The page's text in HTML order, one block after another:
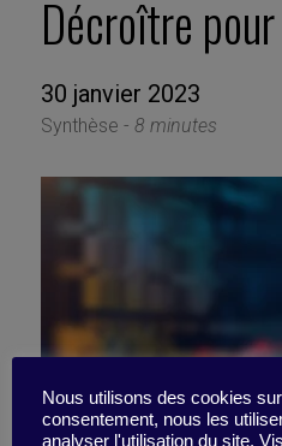
Décroître
30 janvier 2023
Synthèse - 8 minutes
Nous utilisons des cookies
consentement, nous les
analyser l'utilisation du site.